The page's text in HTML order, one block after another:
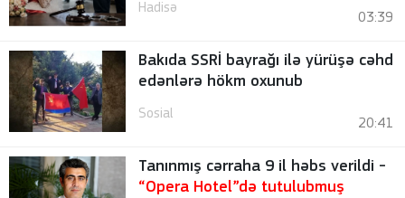
Hadisə
03:39
Bakıda SSRİ bayrağı ilə yürüşə cəhd
edənlərə hökm oxunub
Sosial
20:41
Tanınmış cərraha 9 il həbs verildi -
“Opera Hotel”də tutulubmuş